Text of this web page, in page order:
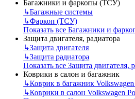
Багажники и фаркопы (ТСУ)
↳Багажные системы
↳Фаркоп (ТСУ)
Показать все Багажники и
Защита двигателя, радиатора
↳Защита двигателя
↳Защита радиатора
Показать все Защита двигателя,
Коврики в салон и багажник
↳Коврик в багажник Volkswagen
↳Коврики в салон Volkswagen